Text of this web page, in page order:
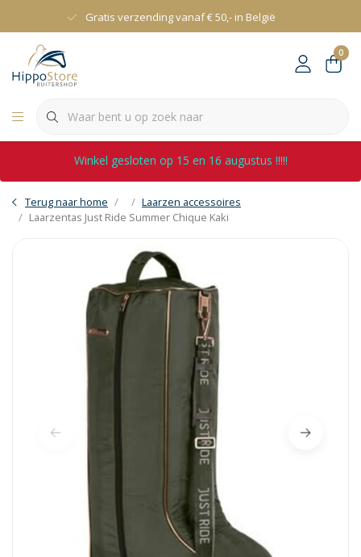
Gratis verzending vanaf € 50,- in België
0
Winkel gesloten op 15 en 16 augustus !!!!!
Terug naar home
Laarzen accessoires
Laarzentas Just Ride Summer Chique Kaki